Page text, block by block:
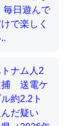
海にいな
動物と貝
てナメク